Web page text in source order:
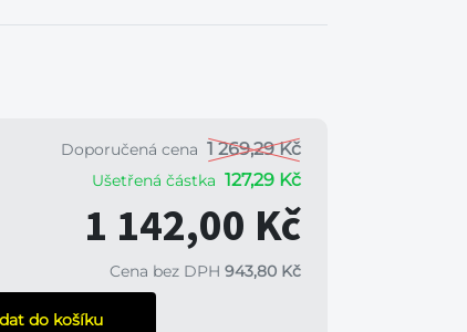
Doporučená cena 1 269,29 Kč
Ušetřená částka 127,29 Kč
1 142,00 Kč
Cena bez DPH 943,80 Kč
do košíku